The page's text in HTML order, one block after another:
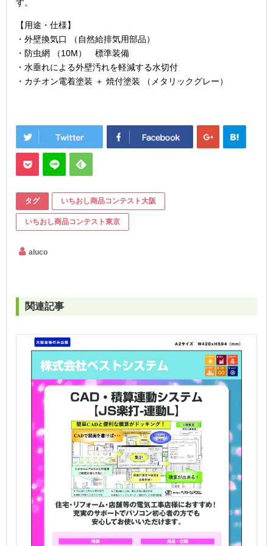
す。
【用途・仕様】
・外壁換気口 （自然給排気用部品）
・防虫網 （10M） 標準装備
・水垂れによる外壁汚れを軽減する水切付
・カチオン電着塗装 ＋ 焼付塗装 （メタリックグレー）
タグ いちおし商品コンテスト大阪
いちおし商品コンテスト東京
aluco
関連記事